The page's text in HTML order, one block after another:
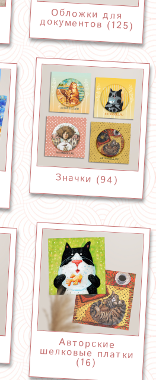
Обложки для
документов (125)
Значки (94)
Авторские
шелковые платки
(16)